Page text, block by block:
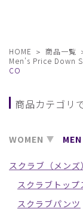
HOME 商品一覧
Men's Price Down
CO
商品カテゴリ
WOMEN MEN
スクラブ（メンズ
スクラブトップ
スクラブパンツ